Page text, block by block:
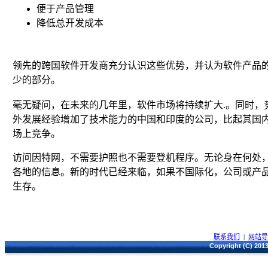
便于产品管理
降低总开发成本
领先的跨国软件开发商充分认识这些优势，并认为软件产品
少的部分。
毫无疑问，在未来的几年里，软件市场将持续扩大.。同时
外发展经验增加了技术能力的中国和印度的公司，比起其国
场上竞争。
访问因特网，不需要护照也不需要登机程序。无论身在何处
各地的信息。新的时代已经来临，如果不国际化，公司或产
生存。
联系我们 | 网站
Copyright (C)